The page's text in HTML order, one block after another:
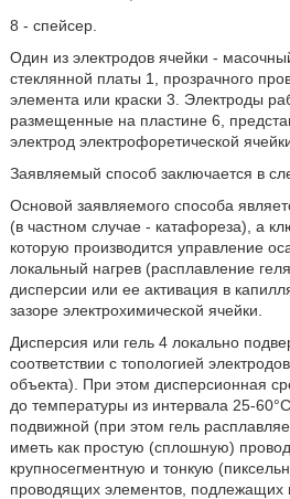
8 - спейсер.
Один из электродов ячейки -
стеклянной платы 1, прозрачного
элемента или краски 3. Электроды
размещенные на пластине 6,
электрод электрофоретической
Заявляемый способ заключается в
Основой заявляемого способа
(в частном случае - катафореза), а
которую производится управление
локальный нагрев (расплавление
дисперсии или ее активация в
зазоре электрохимической ячейки.
Дисперсия или гель 4 локально
соответствии с топологией
объекта). При этом дисперсионная
до температуры из интервала 25-
подвижной (при этом гель
иметь как простую (сплошную)
крупносегментную и тонкую
проводящих элементов,